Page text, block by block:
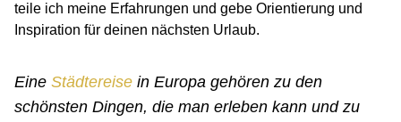
teile ich meine Erfahrungen und gebe Orientierung und
Inspiration für deinen nächsten Urlaub.
Eine Städtereise in Europa gehören zu den
schönsten Dingen, die man erleben kann und zu